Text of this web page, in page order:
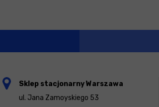
Sklep stacjonarny Warszawa
ul. Jana Zamoyskiego 53